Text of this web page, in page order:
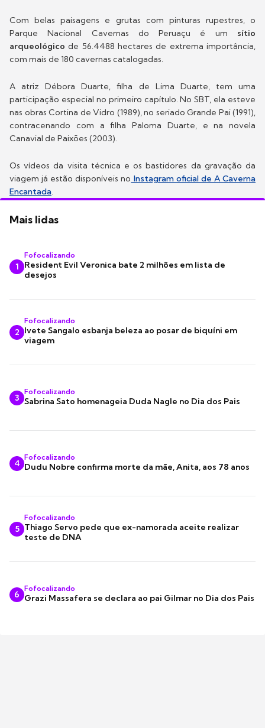
Com belas paisagens e grutas com pinturas rupestres, o
Parque Nacional Cavernas do Peruaçu é um sítio
arqueológico de 56.4488 hectares de extrema importância,
com mais de 180 cavernas catalogadas.
A atriz Débora Duarte, filha de Lima Duarte, tem uma
participação especial no primeiro capítulo. No SBT, ela esteve
nas obras Cortina de Vidro (1989), no seriado Grande Pai (1991),
contracenando com a filha Paloma Duarte, e na novela
Canavial de Paixões (2003).
Os vídeos da visita técnica e os bastidores da gravação da
viagem já estão disponíveis no Instagram oficial de A Caverna
Encantada.
Mais lidas
1
Fofocalizando
Resident Evil Veronica bate 2 milhões em lista de
desejos
2
Fofocalizando
Ivete Sangalo esbanja beleza ao posar de biquíni em
viagem
3
Fofocalizando
Sabrina Sato homenageia Duda Nagle no Dia dos Pais
4
Fofocalizando
Dudu Nobre confirma morte da mãe, Anita, aos 78 anos
5
Fofocalizando
Thiago Servo pede que ex-namorada aceite realizar
teste de DNA
6
Fofocalizando
Grazi Massafera se declara ao pai Gilmar no Dia dos Pais